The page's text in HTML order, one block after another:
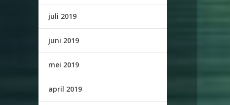
juli 2019
juni 2019
mei 2019
april 2019